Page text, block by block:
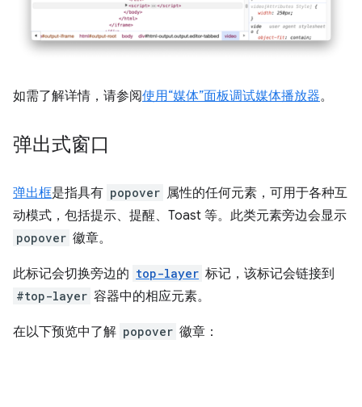
如需了解详情，请参阅使用“媒体”面板调试媒体播放器。
弹出式窗口
弹出框是指具有 popover 属性的任何元素，可用于各种互
动模式，包括提示、提醒、Toast 等。此类元素旁边会显示
popover 徽章。
此标记会切换旁边的 top-layer 标记，该标记会链接到
#top-layer 容器中的相应元素。
在以下预览中了解 popover 徽章：